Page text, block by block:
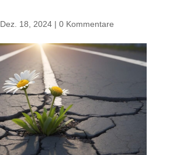
Dez. 18, 2024| 0 Kommentare